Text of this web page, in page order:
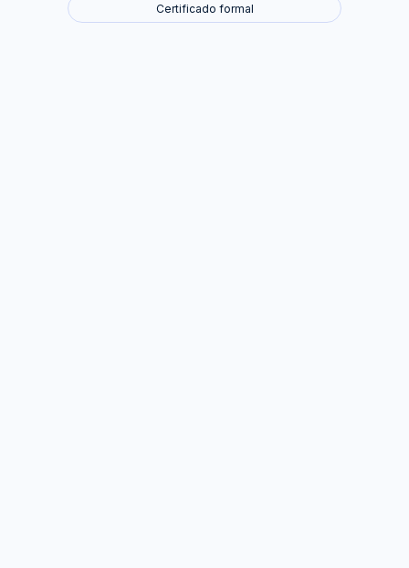
Certificado formal